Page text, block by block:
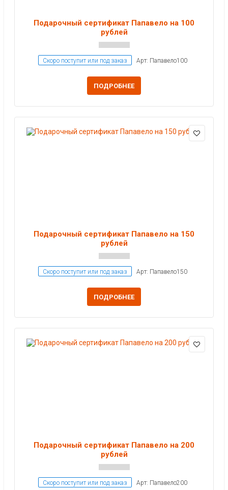
Подарочный сертификат Папавело на 100
рублей
Скоро поступит или под заказ Арт: Папавело100
ПОДРОБНЕЕ
Подарочный сертификат Папавело на 150
рублей
Скоро поступит или под заказ Арт: Папавело150
ПОДРОБНЕЕ
Подарочный сертификат Папавело на 200
рублей
Скоро поступит или под заказ Арт: Папавело200